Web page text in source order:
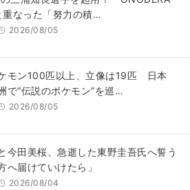
重なった「努力の積…
2026/08/05
モン100匹以上、立像は19匹 日本
で“伝説のポケモン”を巡…
2026/08/05
今田美桜、急逝した東野圭吾氏へ誓う
へ届けていけたら」
2026/08/04